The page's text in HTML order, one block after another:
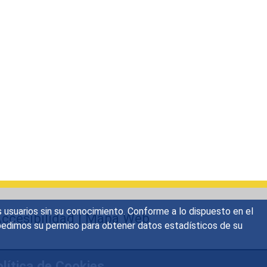
sin su conocimiento. Conforme a lo dispuesto en el
su permiso para obtener datos estadísticos de su
|Mapa Web